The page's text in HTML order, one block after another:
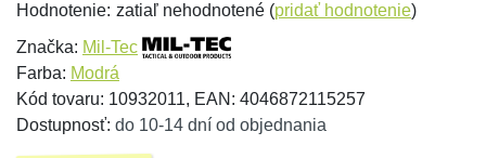
Hodnotenie: zatiaľ nehodnotené (pridať hodnotenie)
Značka: Mil-Tec
Farba: Modrá
Kód tovaru: 10932011, EAN: 4046872115257
Dostupnosť: do 10-14 dní od objednania